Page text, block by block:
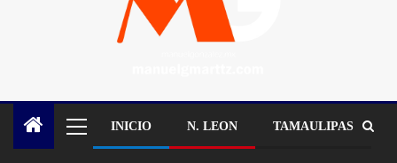
INICIO N. LEON TAMAULIPAS